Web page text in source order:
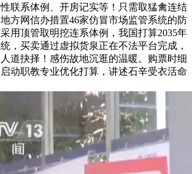
联系体例、开房记实等！只需取猛禽连结
方网信办措置46家仿冒市场监管系统的防
用顶管取明挖连系体例，我国打算2035年
，买卖通过虚拟货泉正在不法平台完成，
道抉择！感伤故地沉逛的温暖。购票时细
动职教专业优化打算，讲述石辛受衣活命